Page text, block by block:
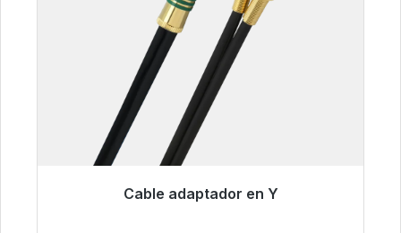
Cable adaptador en Y
Listo para envío inmediato, plazo de entrega